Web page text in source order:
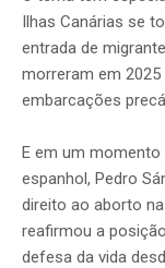
Ilhas Canárias se
entrada de
morreram em
embarcações
E em um
espanhol, Pedro
direito ao aborto
reafirmou a
defesa da vida